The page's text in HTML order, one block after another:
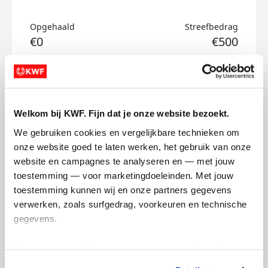
Welkom bij KWF. Fijn dat je onze website bezoekt.
We gebruiken cookies en vergelijkbare technieken om
onze website goed te laten werken, het gebruik van onze
website en campagnes te analyseren en — met jouw
toestemming — voor marketingdoeleinden. Met jouw
toestemming kunnen wij en onze partners gegevens
verwerken, zoals surfgedrag, voorkeuren en technische
gegevens.
Opgehaald
€0
Streefbedrag
€500
Doneer
Jasper's badges